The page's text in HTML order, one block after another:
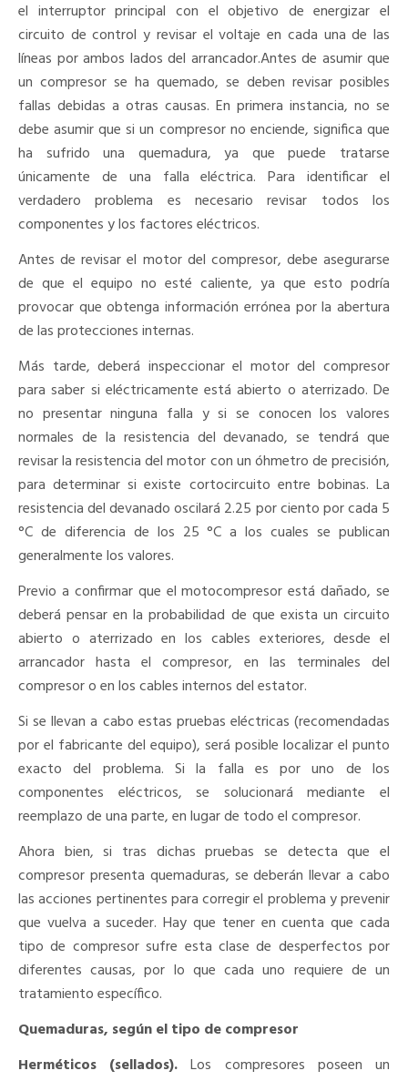
el interruptor principal con el objetivo de energizar el
circuito de control y revisar el voltaje en cada una de las
líneas por ambos lados del arrancador.Antes de asumir que
un compresor se ha quemado, se deben revisar posibles
fallas debidas a otras causas. En primera instancia, no se
debe asumir que si un compresor no enciende, significa que
ha sufrido una quemadura, ya que puede tratarse
únicamente de una falla eléctrica. Para identificar el
verdadero problema es necesario revisar todos los
componentes y los factores eléctricos.
Antes de revisar el motor del compresor, debe asegurarse
de que el equipo no esté caliente, ya que esto podría
provocar que obtenga información errónea por la abertura
de las protecciones internas.
Más tarde, deberá inspeccionar el motor del compresor
para saber si eléctricamente está abierto o aterrizado. De
no presentar ninguna falla y si se conocen los valores
normales de la resistencia del devanado, se tendrá que
revisar la resistencia del motor con un óhmetro de precisión,
para determinar si existe cortocircuito entre bobinas. La
resistencia del devanado oscilará 2.25 por ciento por cada 5
°C de diferencia de los 25 °C a los cuales se publican
generalmente los valores.
Previo a confirmar que el motocompresor está dañado, se
deberá pensar en la probabilidad de que exista un circuito
abierto o aterrizado en los cables exteriores, desde el
arrancador hasta el compresor, en las terminales del
compresor o en los cables internos del estator.
Si se llevan a cabo estas pruebas eléctricas (recomendadas
por el fabricante del equipo), será posible localizar el punto
exacto del problema. Si la falla es por uno de los
componentes eléctricos, se solucionará mediante el
reemplazo de una parte, en lugar de todo el compresor.
Ahora bien, si tras dichas pruebas se detecta que el
compresor presenta quemaduras, se deberán llevar a cabo
las acciones pertinentes para corregir el problema y prevenir
que vuelva a suceder. Hay que tener en cuenta que cada
tipo de compresor sufre esta clase de desperfectos por
diferentes causas, por lo que cada uno requiere de un
tratamiento específico.
Quemaduras, según el tipo de compresor
Herméticos (sellados). Los compresores poseen un